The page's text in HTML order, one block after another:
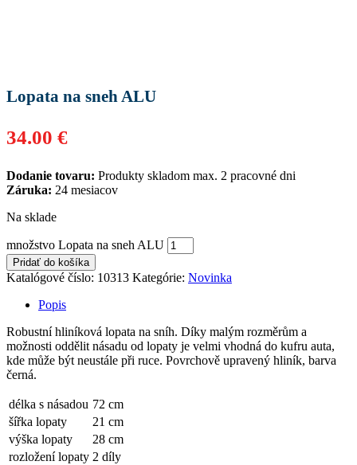
Lopata na sneh ALU
34.00 €
Dodanie tovaru: Produkty skladom max. 2 pracovné dni
Záruka: 24 mesiacov
Na sklade
množstvo Lopata na sneh ALU
Pridať do košíka
Katalógové číslo: 10313 Kategórie: Novinka
Popis
Robustní hliníková lopata na sníh. Díky malým rozměrům a
možnosti oddělit násadu od lopaty je velmi vhodná do kufru auta,
kde může být neustále při ruce. Povrchově upravený hliník, barva
černá.
délka s násadou 72 cm
šířka lopaty
21 cm
výška lopaty
28 cm
rozložení lopaty 2 díly